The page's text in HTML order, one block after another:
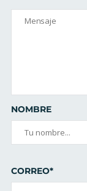
NOMBRE
CORREO*